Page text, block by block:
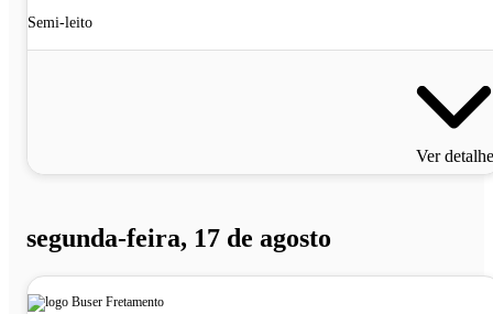
Semi-leito
Ver
segunda-feira, 17 de agosto